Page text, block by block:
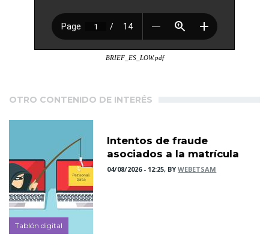
BRIEF_ES_LOW.pdf
OTRO CONTENIDO DE INTERÉS
Tablón digital
Intentos de fraude
asociados a la matrícula
04/08/2026 - 12:25, BYWEBETSAM